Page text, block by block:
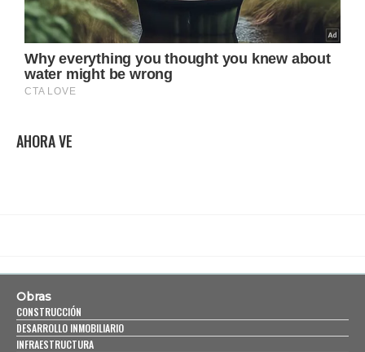
AHORA VE
Obras
CONSTRUCCIÓN
DESARROLLO INMOBILIARIO
INFRAESTRUCTURA